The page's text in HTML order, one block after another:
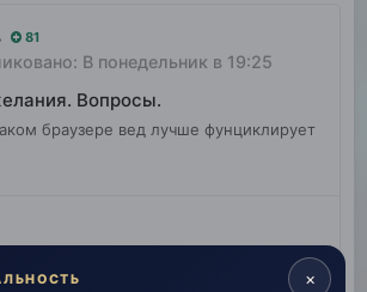
81
В понедельник в 19:25
Вопросы.
браузере вед лучше фунциклирует
×